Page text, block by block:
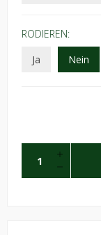
RODIEREN:
Ja
Nein